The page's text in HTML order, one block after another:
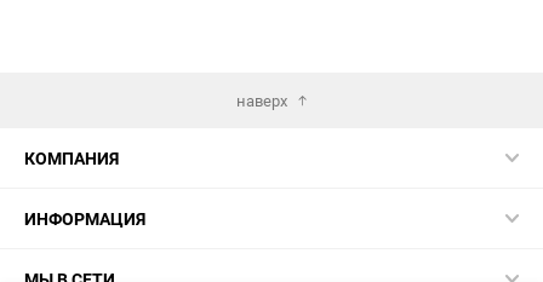
наверх
КОМПАНИЯ
ИНФОРМАЦИЯ